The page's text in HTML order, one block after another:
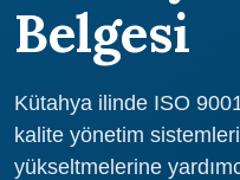
Belgesi
Kütahya ilinde ISO
kalite yönetim
yükseltmelerine